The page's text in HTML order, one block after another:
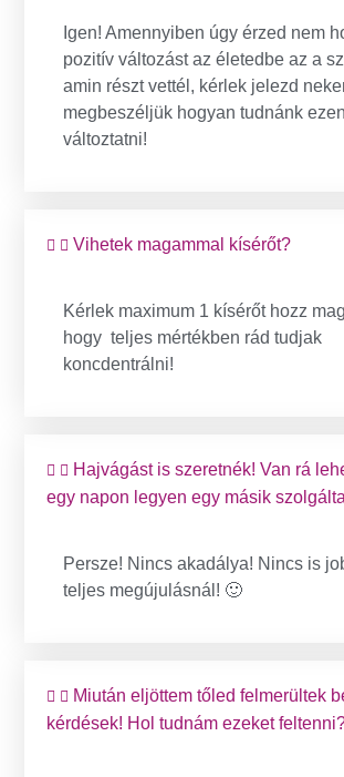
Igen! Amennyiben úgy érzed nem
pozitív változást az életedbe az a
amin részt vettél, kérlek jelezd
megbeszéljük hogyan tudnánk ezen
változtatni!
Vihetek magammal kísérőt?
Kérlek maximum 1 kísérőt hozz
hogy teljes mértékben rád tudjak
koncdentrálni!
Hajvágást is szeretnék! Van rá
egy napon legyen egy másik
Persze! Nincs akadálya! Nincs is
teljes megújulásnál! 🙂
Miután eljöttem tőled felmerültek
kérdések! Hol tudnám ezeket